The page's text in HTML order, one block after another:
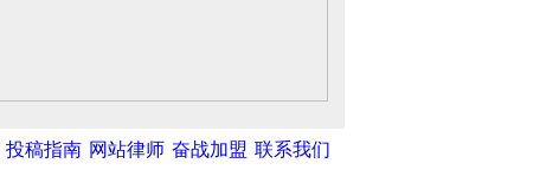
投稿指南 网站律师 奋战加盟 联系我们